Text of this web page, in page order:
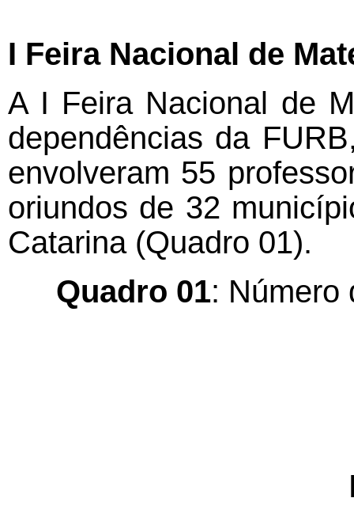
I Feira Nacional de
A I Feira Nacional de
dependências da
envolveram 55
oriundos de 32
Catarina (Quadro 01).
Quadro 01: Número